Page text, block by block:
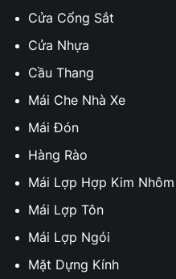
Cửa Cổng Sắt
Cửa Nhựa
Cầu Thang
Mái Che Nhà Xe
Mái Đón
Hàng Rào
Mái Lợp Hợp Kim Nhôm
Mái Lợp Tôn
Mái Lợp Ngói
Mặt Dựng Kính